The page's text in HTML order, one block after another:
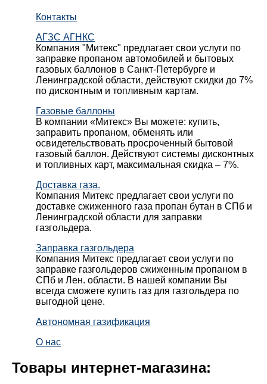
Контакты
АГЗС АГНКС
Компания "Митекс" предлагает свои услуги по
заправке пропаном автомобилей и бытовых
газовых баллонов в Санкт-Петербурге и
Ленинградской области, действуют скидки до 7%
по дисконтным и топливным картам.
Газовые баллоны
В компании «Митекс» Вы можете: купить,
заправить пропаном, обменять или
освидетельствовать просроченный бытовой
газовый баллон. Действуют системы дисконтных
и топливных карт, максимальная скидка – 7%.
Доставка газа.
Компания Митекс предлагает свои услуги по
доставке сжиженного газа пропан бутан в СПб и
Ленинградской области для заправки
газгольдера.
Заправка газгольдера
Компания Митекс предлагает свои услуги по
заправке газгольдеров сжиженным пропаном в
СПб и Лен. области. В нашей компании Вы
всегда сможете купить газ для газгольдера по
выгодной цене.
Автономная газификация
О нас
Товары интернет-магазина: